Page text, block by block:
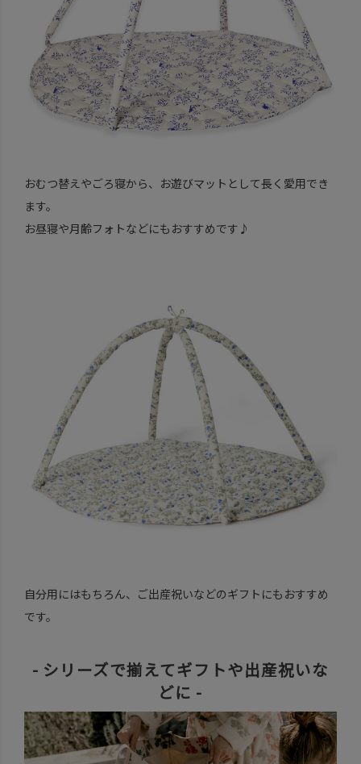
おむつ替えやごろ寝から、お遊びマットとして長く愛用でき
ます。
お昼寝や月齢フォトなどにもおすすめです♪
自分用にはもちろん、ご出産祝いなどのギフトにもおすすめ
です。
- シリーズで揃えてギフトや出産祝いな
どに -